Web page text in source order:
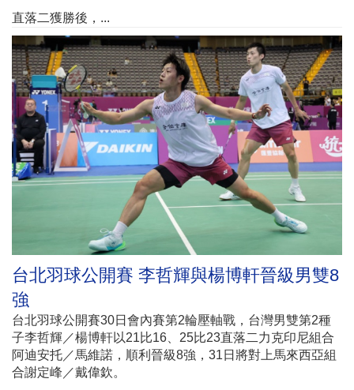
直落二獲勝後，...
台北羽球公開賽 李哲輝與楊博軒晉級男雙8
強
台北羽球公開賽30日會內賽第2輪壓軸戰，台灣男雙第2種
子李哲輝／楊博軒以21比16、25比23直落二力克印尼組合
阿迪安托／馬維諾，順利晉級8強，31日將對上馬來西亞組
合謝定峰／戴偉欽。